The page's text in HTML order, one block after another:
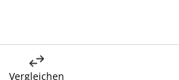
Vergleichen